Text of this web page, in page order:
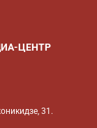
ЦЕНТР
31.